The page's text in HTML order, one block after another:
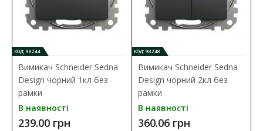
КОД: 98244
Вимикач Schneider Sedna
Design чорний 1кл без
рамки
В наявності
239.00 грн
КОД: 98248
Вимикач Schneider Sedna
Design чорний 2кл без
рамки
В наявності
360.06 грн